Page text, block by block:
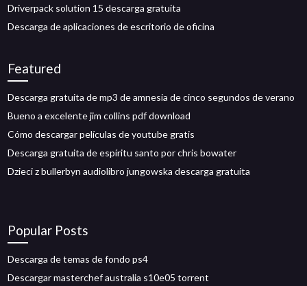
Driverpack solution 15 descarga gratuita
Descarga de aplicaciones de escritorio de oficina
Featured
Descarga gratuita de mp3 de amnesia de cinco segundos de verano
Bueno a excelente jim collins pdf download
Cómo descargar películas de youtube gratis
Descarga gratuita de espíritu santo por chris bowater
Dzieci z bullerbyn audiolibro jungowska descarga gratuita
Popular Posts
Descarga de temas de fondo ps4
Descargar masterchef australia s10e05 torrent